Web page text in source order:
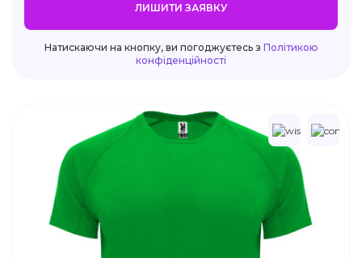
ЛИШИТИ ЗАЯВКУ
Натискаючи на кнопку, ви погоджуєтесь з Політикою
конфіденційності